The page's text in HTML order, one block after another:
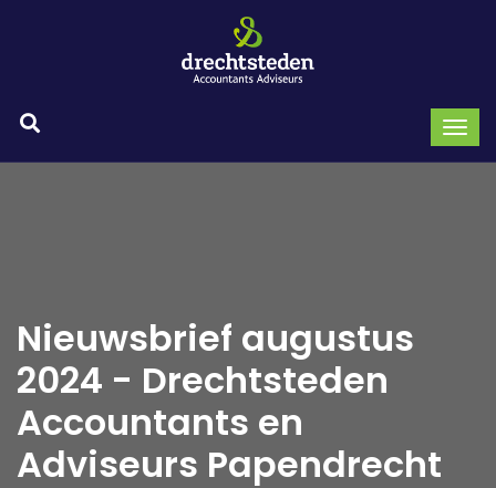
Nieuwsbrief augustus
2024 - Drechtsteden
Accountants en
Adviseurs Papendrecht